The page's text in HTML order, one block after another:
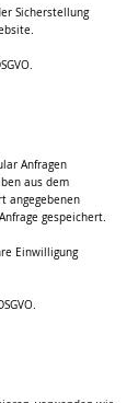
Sicherstellung
Anfragen
aus dem
angegebenen
gespeichert.
Einwilligung